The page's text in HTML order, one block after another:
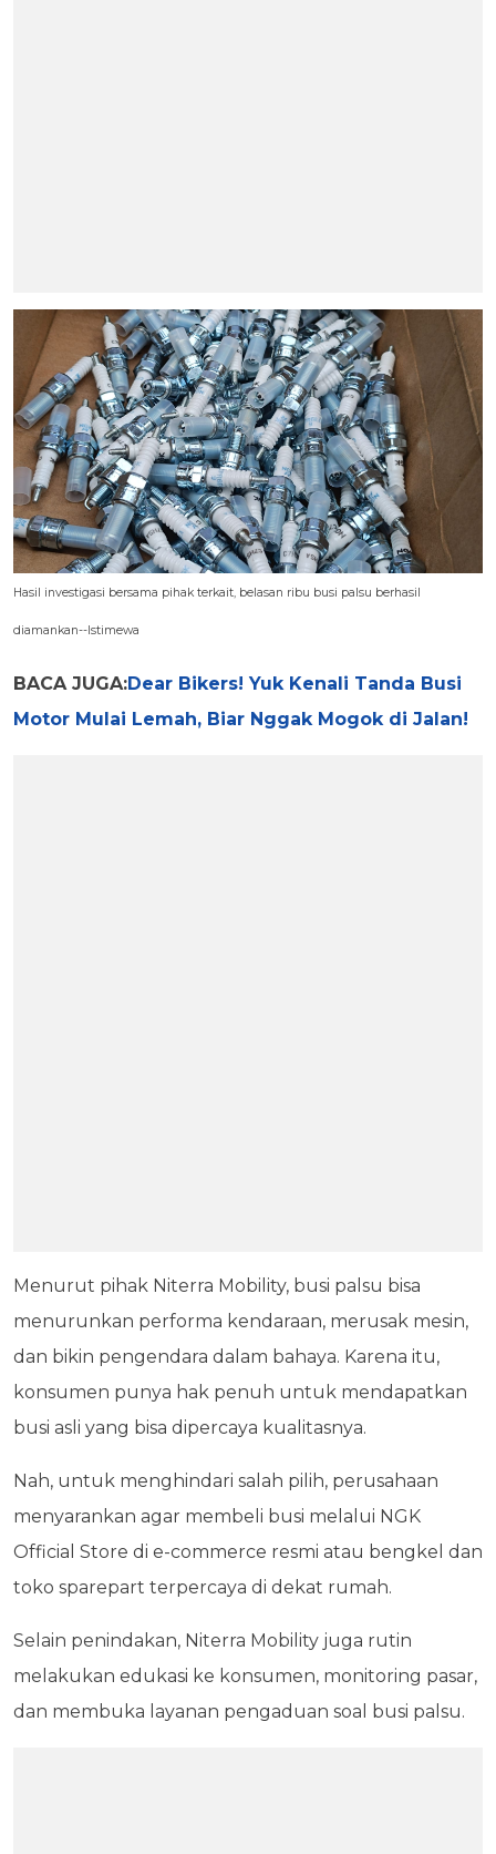
Hasil investigasi bersama pihak terkait, belasan ribu busi palsu berhasil
diamankan--Istimewa
BACA JUGA:Dear Bikers! Yuk Kenali Tanda Busi
Motor Mulai Lemah, Biar Nggak Mogok di Jalan!
Menurut pihak Niterra Mobility, busi palsu bisa
menurunkan performa kendaraan, merusak mesin,
dan bikin pengendara dalam bahaya. Karena itu,
konsumen punya hak penuh untuk mendapatkan
busi asli yang bisa dipercaya kualitasnya.
Nah, untuk menghindari salah pilih, perusahaan
menyarankan agar membeli busi melalui NGK
Official Store di e-commerce resmi atau bengkel dan
toko sparepart terpercaya di dekat rumah.
Selain penindakan, Niterra Mobility juga rutin
melakukan edukasi ke konsumen, monitoring pasar,
dan membuka layanan pengaduan soal busi palsu.